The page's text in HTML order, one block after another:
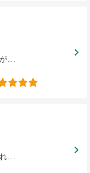
...
...